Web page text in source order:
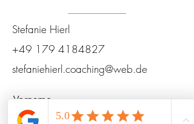
Stefanie Hierl
+49 179 4184827
stefaniehierl.coaching@web.de
Vorname